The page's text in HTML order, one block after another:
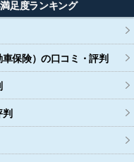
足度ランキング
保険）の口コミ・評判
判